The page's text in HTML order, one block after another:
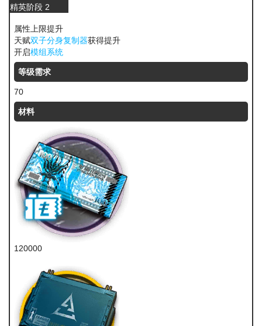
精英阶段 2
属性上限提升
天赋双子分身复制器获得提升
开启模组系统
等级需求
70
材料
120000